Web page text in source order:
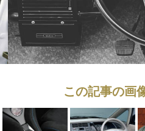
この記事の画